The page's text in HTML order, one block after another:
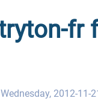
fr
Wednesday, 2012-11-